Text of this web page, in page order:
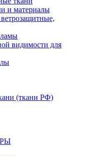
и материалы
видимости для
(ткани РФ)